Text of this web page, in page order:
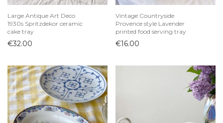
Large Antique Art Deco
1930s Spritzdekor ceramic
cake tray
€32.00
Vintage Countryside
Provence style Lavender
printed food serving tray
€16.00